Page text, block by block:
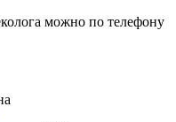
можно по телефону